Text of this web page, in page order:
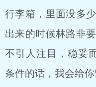
行李箱，里面没多
出来的时候林路非
不引人注目，稳妥
条件的话，我会给